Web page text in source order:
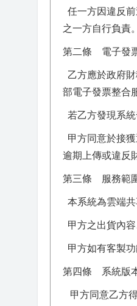
任一方因違反
之一方自行負責。
第二條 電子發
乙方應於政府
部電子發票整合
若乙方發現系
甲方同意於接
逾期上傳或違反
第三條 服務範
本系統為雲端
甲方之出貨內
甲方如有客製
第四條 系統版
甲方同意乙方